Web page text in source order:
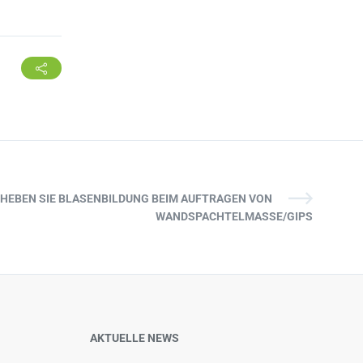
SIE BLASENBILDUNG BEIM AUFTRAGEN VON
WANDSPACHTELMASSE/GIPS
AKTUELLE NEWS